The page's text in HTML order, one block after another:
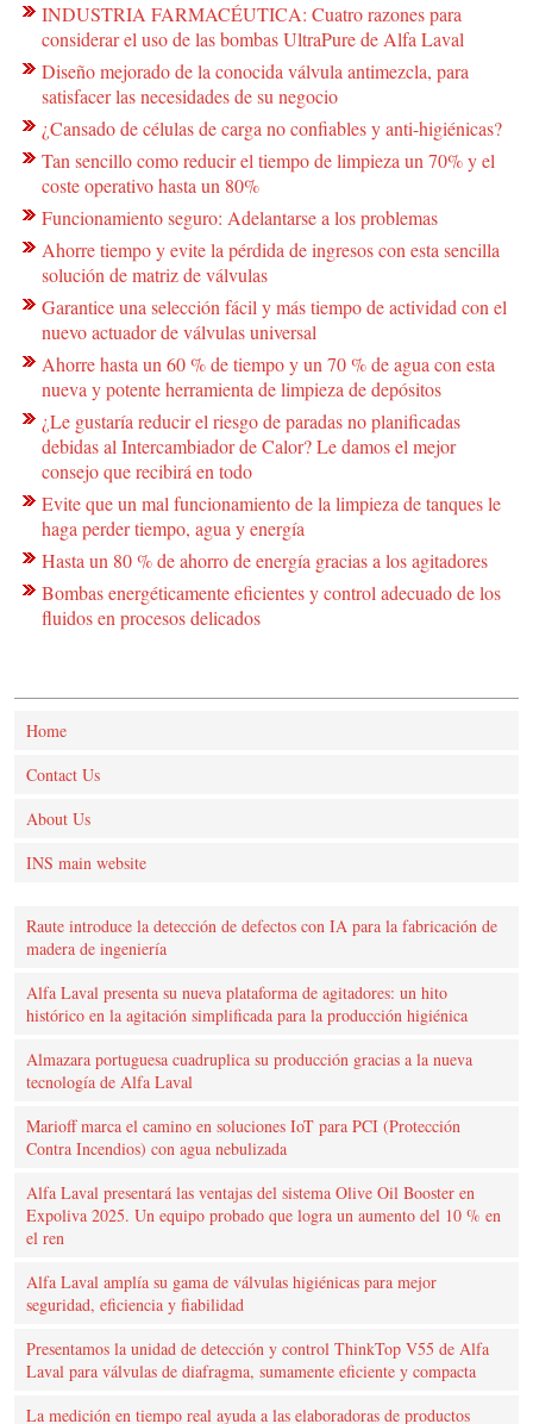
INDUSTRIA FARMACÉUTICA: Cuatro razones para
considerar el uso de las bombas UltraPure de Alfa Laval
Diseño mejorado de la conocida válvula antimezcla, para
satisfacer las necesidades de su negocio
¿Cansado de células de carga no confiables y anti-higiénicas?
Tan sencillo como reducir el tiempo de limpieza un 70% y el
coste operativo hasta un 80%
Funcionamiento seguro: Adelantarse a los problemas
Ahorre tiempo y evite la pérdida de ingresos con esta sencilla
solución de matriz de válvulas
Garantice una selección fácil y más tiempo de actividad con el
nuevo actuador de válvulas universal
Ahorre hasta un 60 % de tiempo y un 70 % de agua con esta
nueva y potente herramienta de limpieza de depósitos
¿Le gustaría reducir el riesgo de paradas no planificadas
debidas al Intercambiador de Calor? Le damos el mejor
consejo que recibirá en todo
Evite que un mal funcionamiento de la limpieza de tanques le
haga perder tiempo, agua y energía
Hasta un 80 % de ahorro de energía gracias a los agitadores
Bombas energéticamente eficientes y control adecuado de los
fluidos en procesos delicados
Home
Contact Us
About Us
INS main website
Raute introduce la detección de defectos con IA para la fabricación de
madera de ingeniería
Alfa Laval presenta su nueva plataforma de agitadores: un hito
histórico en la agitación simplificada para la producción higiénica
Almazara portuguesa cuadruplica su producción gracias a la nueva
tecnología de Alfa Laval
Marioff marca el camino en soluciones IoT para PCI (Protección
Contra Incendios) con agua nebulizada
Alfa Laval presentará las ventajas del sistema Olive Oil Booster en
Expoliva 2025. Un equipo probado que logra un aumento del 10 % en
el ren
Alfa Laval amplía su gama de válvulas higiénicas para mejor
seguridad, eficiencia y fiabilidad
Presentamos la unidad de detección y control ThinkTop V55 de Alfa
Laval para válvulas de diafragma, sumamente eficiente y compacta
La medición en tiempo real ayuda a las elaboradoras de productos